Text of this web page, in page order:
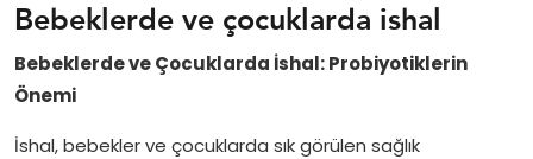
Bebeklerde ve çocuklarda ishal
Bebeklerde ve Çocuklarda İshal: Probiyotiklerin
Önemi
İshal, bebekler ve çocuklarda sık görülen sağlık